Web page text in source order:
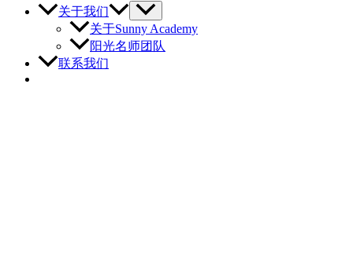
关于我们
关于Sunny Academy
阳光名师团队
联系我们